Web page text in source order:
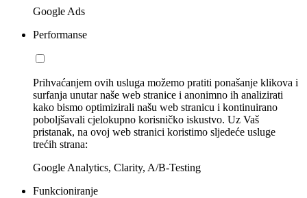
Google Ads
Performanse
Prihvaćanjem ovih usluga možemo pratiti ponašanje klikova i
surfanja unutar naše web stranice i anonimno ih analizirati
kako bismo optimizirali našu web stranicu i kontinuirano
poboljšavali cjelokupno korisničko iskustvo. Uz Vaš
pristanak, na ovoj web stranici koristimo sljedeće usluge
trećih strana:
Google Analytics, Clarity, A/B-Testing
Funkcioniranje